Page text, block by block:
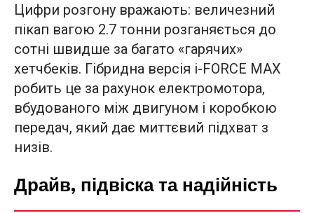
Цифри розгону вражають: величезний
пікап вагою 2.7 тонни розганяється до
сотні швидше за багато «гарячих»
хетчбеків. Гібридна версія i-FORCE MAX
робить це за рахунок електромотора,
вбудованого між двигуном і коробкою
передач, який дає миттєвий підхват з
низів.
Драйв, підвіска та надійність